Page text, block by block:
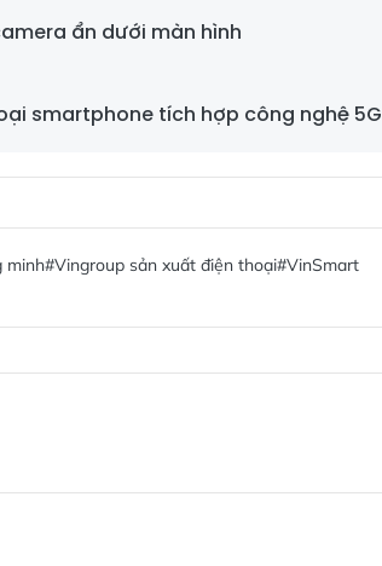
ẩn dưới màn hình
smartphone tích hợp công nghệ 5G
minh#Vingroup sản xuất điện thoại#VinSmart